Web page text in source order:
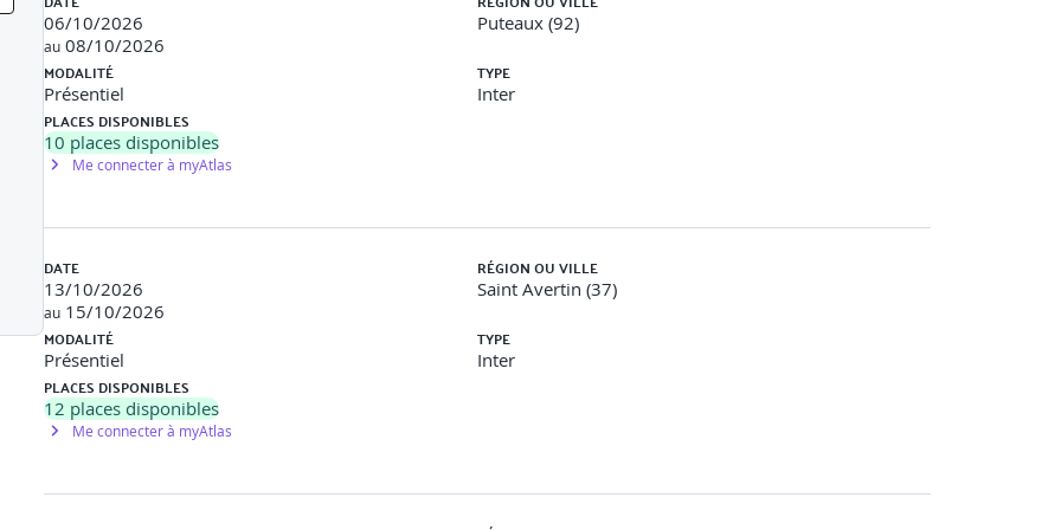
de Vue.js
d'applications web dynamiques avec Vue.js
avec Vue.js
chefs de projet…
la maîtrise de JavaScript.
06/10/2026
au 08/10/2026
Puteaux (92)
MODALITÉ
Présentiel
TYPE
Inter
PLACES DISPONIBLES
10 places disponibles
Me connecter à myAtlas
DATE
13/10/2026
au 15/10/2026
RÉGION OU VILLE
Saint Avertin (37)
MODALITÉ
Présentiel
TYPE
Inter
PLACES DISPONIBLES
12 places disponibles
Me connecter à myAtlas